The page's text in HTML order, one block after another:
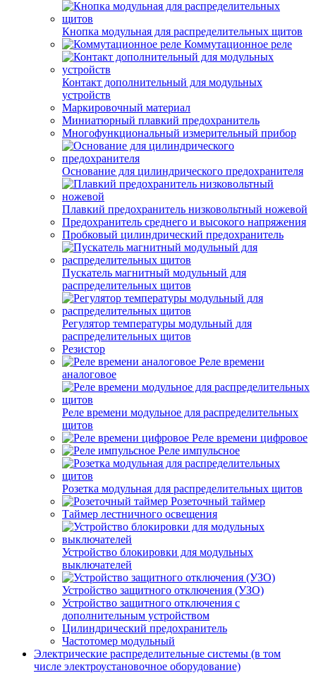
Кнопка модульная для распределительных щитов
Коммутационное реле
Контакт дополнительный для модульных
устройств
Маркировочный материал
Миниатюрный плавкий предохранитель
Многофункциональный измерительный прибор
Основание для цилиндрического предохранителя
Плавкий предохранитель низковольтный ножевой
Предохранитель среднего и высокого напряжения
Пробковый цилиндрический предохранитель
Пускатель магнитный модульный для
распределительных щитов
Регулятор температуры модульный для
распределительных щитов
Резистор
Реле времени
аналоговое
Реле времени модульное для распределительных
щитов
Реле времени цифровое
Реле импульсное
Розетка модульная для распределительных щитов
Розеточный таймер
Таймер лестничного освещения
Устройство блокировки для модульных
выключателей
Устройство защитного отключения (УЗО)
Устройство защитного отключения с
дополнительным устройством
Цилиндрический предохранитель
Частотомер модульный
Электрические распределительные системы (в том
числе электроустановочное оборудование)